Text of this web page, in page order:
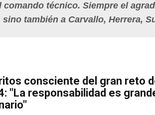
técnico. Siempre el
también a Carvallo, Herrera,
consciente del gran reto
"La responsabilidad es